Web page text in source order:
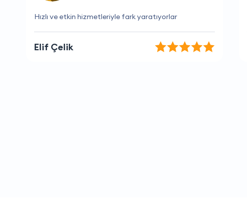
Fiyatlar makul, hizmet kalitesi yüksek
Bilge Kaynak